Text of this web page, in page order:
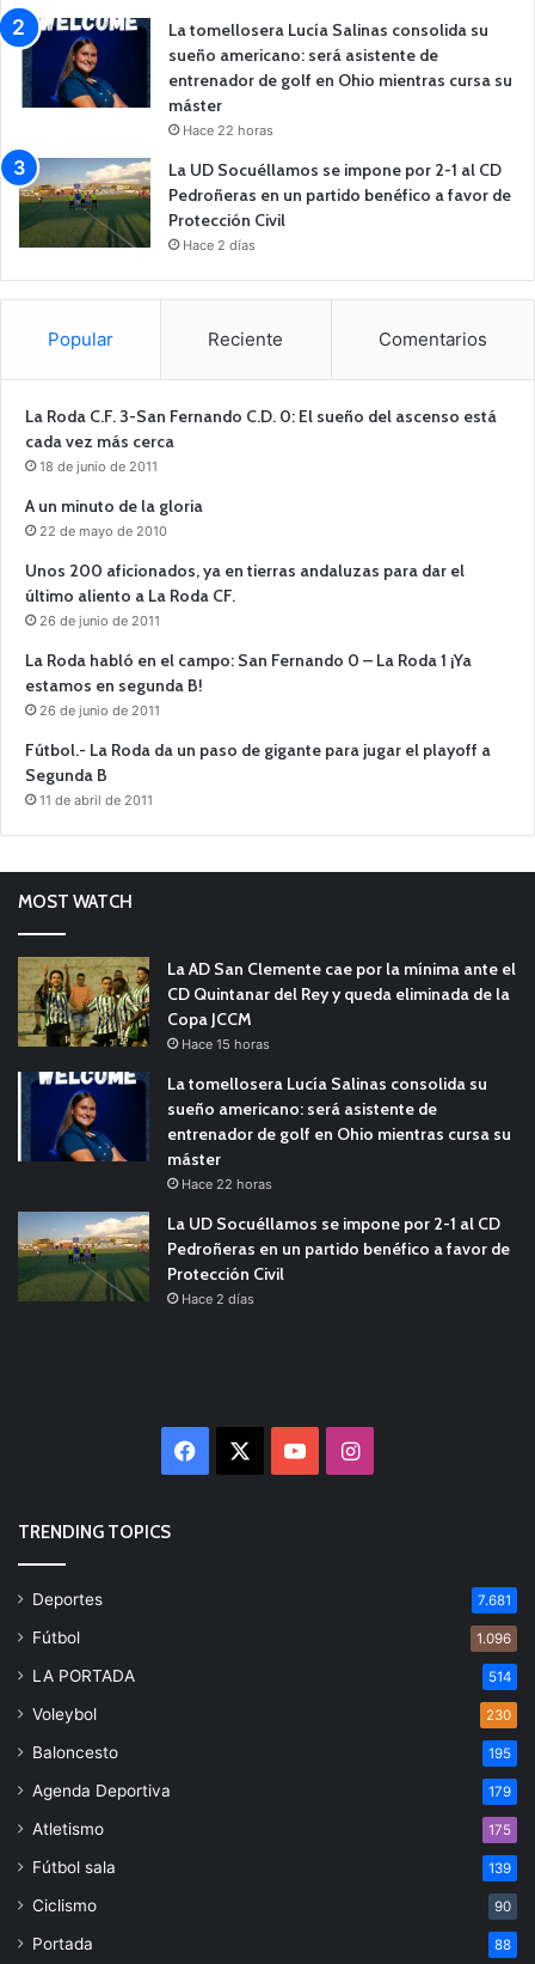
La tomellosera Lucía Salinas consolida su
sueño americano: será asistente de
entrenador de golf en Ohio mientras cursa su
máster
Hace 22 horas
La UD Socuéllamos se impone por 2-1 al CD
Pedroñeras en un partido benéfico a favor de
Protección Civil
Hace 2 días
Popular Reciente Comentarios
La Roda C.F. 3-San Fernando C.D. 0: El sueño del ascenso está
cada vez más cerca
18 de junio de 2011
A un minuto de la gloria
22 de mayo de 2010
Unos 200 aficionados, ya en tierras andaluzas para dar el
último aliento a La Roda CF.
26 de junio de 2011
La Roda habló en el campo: San Fernando 0 – La Roda 1 ¡Ya
estamos en segunda B!
26 de junio de 2011
Fútbol.- La Roda da un paso de gigante para jugar el playoff a
Segunda B
11 de abril de 2011
MOST WATCH
La AD San Clemente cae por la mínima ante el
CD Quintanar del Rey y queda eliminada de la
Copa JCCM
Hace 15 horas
La tomellosera Lucía Salinas consolida su
sueño americano: será asistente de
entrenador de golf en Ohio mientras cursa su
máster
Hace 22 horas
La UD Socuéllamos se impone por 2-1 al CD
Pedroñeras en un partido benéfico a favor de
Protección Civil
Hace 2 días
Facebook YouTubeInstagram
TRENDING TOPICS
Deportes 7.681
Fútbol 1.096
LA PORTADA 514
Voleybol 230
Baloncesto 195
Agenda Deportiva 179
Atletismo 175
Fútbol sala 139
Ciclismo 90
Portada 88